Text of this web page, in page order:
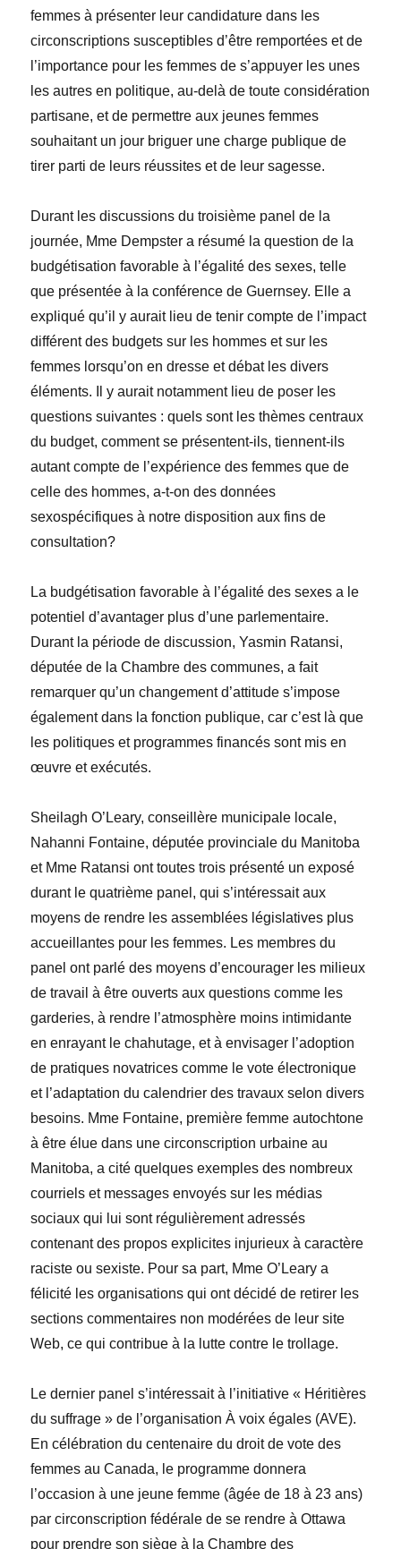
femmes à présenter leur candidature dans les
circonscriptions susceptibles d’être remportées et de
l’importance pour les femmes de s’appuyer les unes
les autres en politique, au-delà de toute considération
partisane, et de permettre aux jeunes femmes
souhaitant un jour briguer une charge publique de
tirer parti de leurs réussites et de leur sagesse.
Durant les discussions du troisième panel de la
journée, Mme Dempster a résumé la question de la
budgétisation favorable à l’égalité des sexes, telle
que présentée à la conférence de Guernsey. Elle a
expliqué qu’il y aurait lieu de tenir compte de l’impact
différent des budgets sur les hommes et sur les
femmes lorsqu’on en dresse et débat les divers
éléments. Il y aurait notamment lieu de poser les
questions suivantes : quels sont les thèmes centraux
du budget, comment se présentent-ils, tiennent-ils
autant compte de l’expérience des femmes que de
celle des hommes, a-t-on des données
sexospécifiques à notre disposition aux fins de
consultation?
La budgétisation favorable à l’égalité des sexes a le
potentiel d’avantager plus d’une parlementaire.
Durant la période de discussion,Yasmin Ratansi,
députée de la Chambre des communes, a fait
remarquer qu’un changement d’attitude s’impose
également dans la fonction publique, car c’est là que
les politiques et programmes financés sont mis en
œuvre et exécutés.
Sheilagh O’Leary, conseillère municipale locale,
Nahanni Fontaine, députée provinciale du Manitoba
et Mme Ratansi ont toutes trois présenté un exposé
durant le quatrième panel, qui s’intéressait aux
moyens de rendre les assemblées législatives plus
accueillantes pour les femmes. Les membres du
panel ont parlé des moyens d’encourager les milieux
de travail à être ouverts aux questions comme les
garderies, à rendre l’atmosphère moins intimidante
en enrayant le chahutage, et à envisager l’adoption
de pratiques novatrices comme le vote électronique
et l’adaptation du calendrier des travaux selon divers
besoins. Mme Fontaine, première femme autochtone
à être élue dans une circonscription urbaine au
Manitoba, a cité quelques exemples des nombreux
courriels et messages envoyés sur les médias
sociaux qui lui sont régulièrement adressés
contenant des propos explicites injurieux à caractère
raciste ou sexiste. Pour sa part, Mme O’Leary a
félicité les organisations qui ont décidé de retirer les
sections commentaires non modérées de leur site
Web, ce qui contribue à la lutte contre le trollage.
Le dernier panel s’intéressait à l’initiative « Héritières
du suffrage » de l’organisation À voix égales (AVE).
En célébration du centenaire du droit de vote des
femmes au Canada, le programme donnera
l’occasion à une jeune femme (âgée de 18 à 23 ans)
par circonscription fédérale de se rendre à Ottawa
pour prendre son siège à la Chambre des